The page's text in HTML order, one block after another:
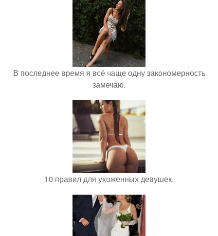
В последнее время я всё чаще одну закономерность
замечаю.
10 правил для ухоженных девушек.